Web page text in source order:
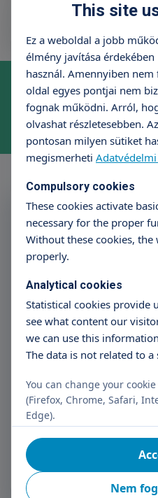
Online időpontfoglalás
Foglaljon időpontot
Subscribe to
Newsletter
Name
E-mail address
I consent to the Controller
for registration purposes.
This site
Ez a weboldal a jobb
élmény javítása érdekében
használ. Amennyiben
oldal egyes pontjai nem
fognak működni. Arról,
olvashat részletesebben.
pontosan milyen sütiket
megismerheti
Compulsory cookies
These cookies activate
necessary for the proper
Without these cookies,
properly.
Analytical cookies
Statistical cookies provide
see what content our
we can use this
The data is not related to a
You can change your
(Firefox, Chrome, Safari,
Edge).
Nem